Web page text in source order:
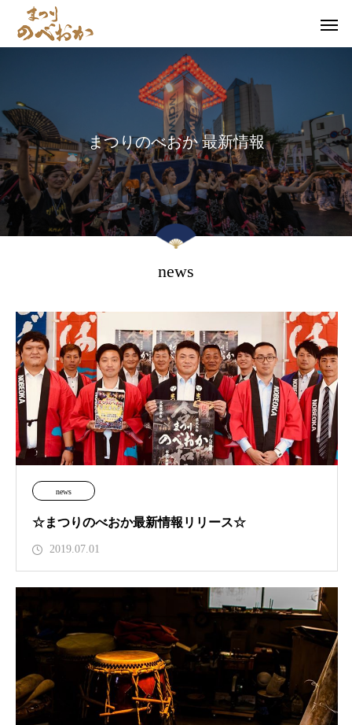
まつりのべおか 最新情報
news
news
☆まつりのべおか最新情報リリース☆
2019.07.01